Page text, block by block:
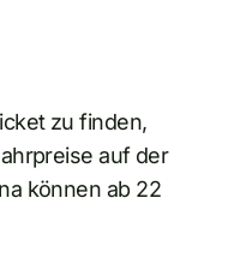
zu finden,
auf der
können ab 22